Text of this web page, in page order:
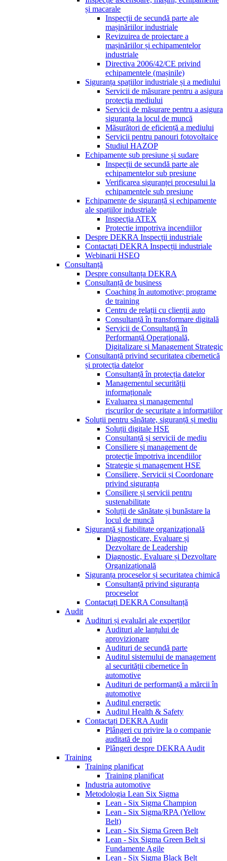
și macarale
Inspecții de secundă parte ale
mașinăriilor industriale
Revizuirea de proiectare a
mașinăriilor și echipamentelor
industriale
Directiva 2006/42/CE privind
echipamentele (mașinile)
Siguranța spațiilor industriale și a mediului
Servicii de măsurare pentru a asigura
protecția mediului
Servicii de măsurare pentru a asigura
siguranța la locul de muncă
Măsurători de eficiență a mediului
Servicii pentru panouri fotovoltaice
Studiul HAZOP
Echipamente sub presiune și sudare
Inspecții de secundă parte ale
echipamentelor sub presiune
Verificarea siguranței procesului la
echipamentele sub presiune
Echipamente de siguranță și echipamente
ale spațiilor industriale
Inspecția ATEX
Protectie impotriva incendiilor
Despre DEKRA Inspecții industriale
Contactați DEKRA Inspecții industriale
Webinarii HSEQ
Consultanță
Despre consultanța DEKRA
Consultanță de business
Coaching în automotive; programe
de training
Centru de relații cu clienții auto
Consultanță în transformare digitală
Servicii de Consultanță în
Performanță Operațională,
Digitalizare și Management Strategic
Consultanță privind securitatea cibernetică
și protecția datelor
Consultanță în protecția datelor
Managementul securității
informaționale
Evaluarea și managementul
riscurilor de securitate a informațiilor
Soluții pentru sănătate, siguranță și mediu
Soluții digitale HSE
Consultanță și servicii de mediu
Consiliere și management de
protecție împotriva incendiilor
Strategie și management HSE
Consiliere, Servicii și Coordonare
privind siguranța
Consiliere și servicii pentru
sustenabilitate
Soluții de sănătate și bunăstare la
locul de muncă
Siguranță și fiabilitate organizațională
Diagnosticare, Evaluare și
Dezvoltare de Leadership
Diagnostic, Evaluare și Dezvoltare
Organizațională
Siguranța proceselor și securitatea chimică
Consultanță privind siguranța
proceselor
Contactați DEKRA Consultanță
Audit
Audituri și evaluări ale experților
Audituri ale lanțului de
aprovizionare
Audituri de secundă parte
Auditul sistemului de management
al securității cibernetice în
automotive
Audituri de performanță a mărcii în
automotive
Auditul energetic
Auditul Health & Safety
Contactați DEKRA Audit
Plângeri cu privire la o companie
auditată de noi
Plângeri despre DEKRA Audit
Training
Training planificat
Training planificat
Industria automotive
Metodologia Lean Six Sigma
Lean - Six Sigma Champion
Lean - Six Sigma/RPA (Yellow
Belt)
Lean - Six Sigma Green Belt
Lean - Six Sigma Green Belt si
Fundamente Agile
Lean - Six Sigma Black Belt